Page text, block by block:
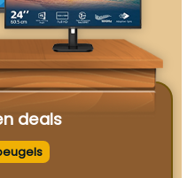
deals